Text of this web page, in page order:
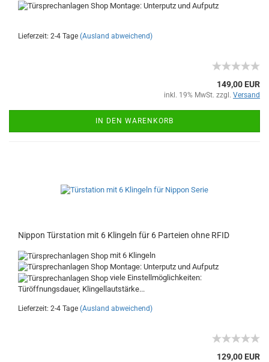
Montage: Unterputz und Aufputz
Lieferzeit: 2-4 Tage (Ausland abweichend)
149,00 EUR
inkl. 19% MwSt. zzgl. Versand
IN DEN WARENKORB
Nippon Türstation mit 6 Klingeln für 6 Parteien ohne RFID
mit 6 Klingeln
Montage: Unterputz und Aufputz
viele Einstellmöglichkeiten:
Türöffnungsdauer, Klingellautstärke...
Lieferzeit: 2-4 Tage (Ausland abweichend)
129,00 EUR